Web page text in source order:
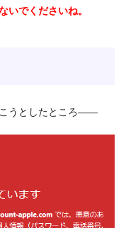
いでくださいね。
うとしたところ――